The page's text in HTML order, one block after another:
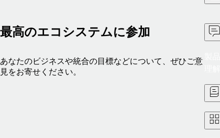
最高のエコシステムに参加
あなたのビジネスや統合の目標などについて、ぜひご意
見をお寄せください。